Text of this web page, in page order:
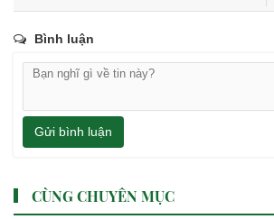
Bình luận
Gửi bình luận
CÙNG CHUYÊN MỤC